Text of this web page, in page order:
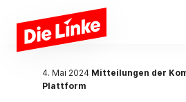
Zum Hauptinhalt springen
4. Mai 2024 Mitteilungen der
Plattform